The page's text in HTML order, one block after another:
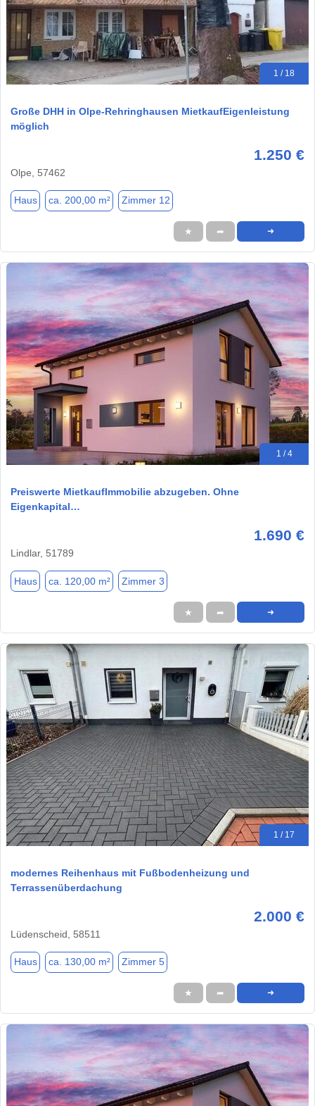
1 / 18
Große DHH in Olpe-Rehringhausen MietkaufEigenleistung
möglich
1.250 €
Olpe, 57462
Haus ca. 200,00 m² Zimmer 12
★ ➦ ➜
1 / 4
Preiswerte MietkaufImmobilie abzugeben. Ohne
Eigenkapital…
1.690 €
Lindlar, 51789
Haus ca. 120,00 m² Zimmer 3
★ ➦ ➜
1 / 17
modernes Reihenhaus mit Fußbodenheizung und
Terrassenüberdachung
2.000 €
Lüdenscheid, 58511
Haus ca. 130,00 m² Zimmer 5
★ ➦ ➜